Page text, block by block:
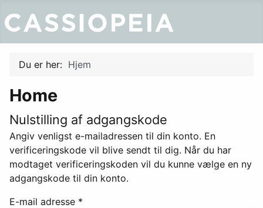
Du er her: Hjem
Home
Nulstilling af adgangskode
Angiv venligst e-mailadressen til din konto. En
verificeringskode vil blive sendt til dig. Når du har
modtaget verificeringskoden vil du kunne vælge en ny
adgangskode til din konto.
E-mail adresse *